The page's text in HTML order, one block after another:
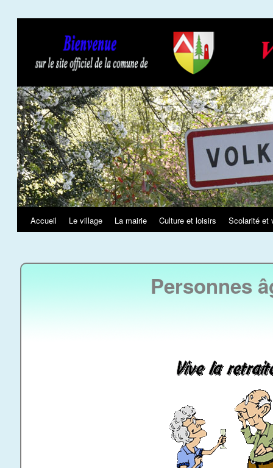
Aller
contenu
Accueil Le village La mairie Culture et loisirs Scolarité et
Personnes